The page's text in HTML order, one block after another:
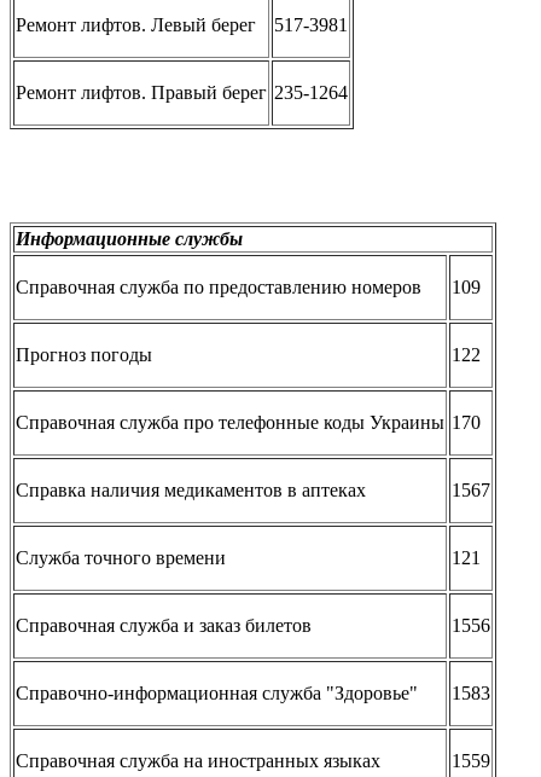
Ремонт лифтов. Левый берег 517-3981
Ремонт лифтов. Правый берег 235-1264
Информационные службы
Справочная служба по предоставлению номеров 109
Прогноз погоды 122
Справочная служба про телефонные коды Украины 170
Справка наличия медикаментов в аптеках 1567
Служба точного времени 121
Справочная служба и заказ билетов 1556
Справочно-информационная служба "Здоровье" 1583
Справочная служба на иностранных языках 1559